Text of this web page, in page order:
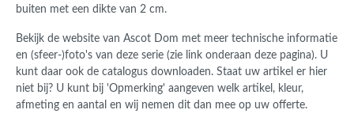
buiten met een dikte van 2 cm.
Bekijk de website van Ascot Dom met meer technische informatie
en (sfeer-)foto's van deze serie (zie link onderaan deze pagina). U
kunt daar ook de catalogus downloaden. Staat uw artikel er hier
niet bij? U kunt bij 'Opmerking' aangeven welk artikel, kleur,
afmeting en aantal en wij nemen dit dan mee op uw offerte.